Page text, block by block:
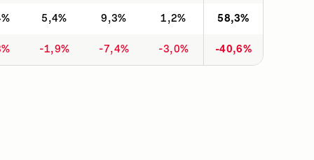
5,4% 9,3% 1,2% 58,3%
-1,9% -7,4% -3,0% -40,6%